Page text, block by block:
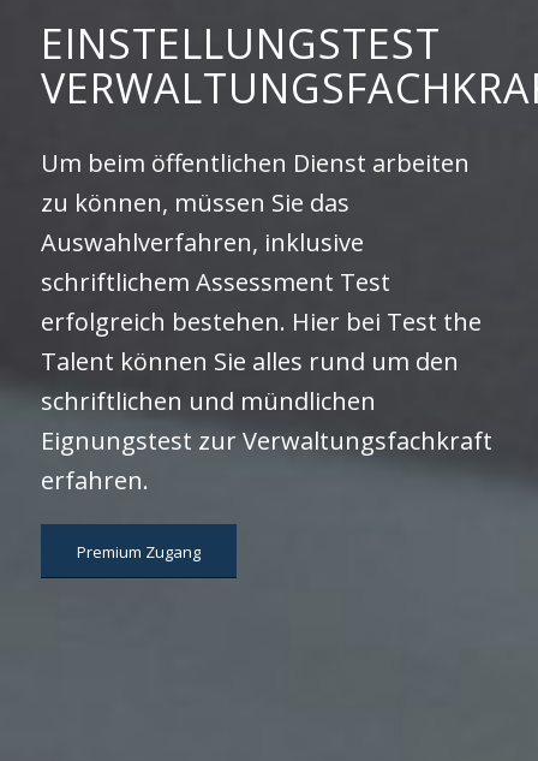
EINSTELLUNGSTEST
Um beim öffentlichen Dienst arbeiten
zu können, müssen Sie das
Auswahlverfahren, inklusive
schriftlichem Assessment Test
erfolgreich bestehen. Hier bei Test the
Talent können Sie alles rund um den
schriftlichen und mündlichen
Eignungstest zur Verwaltungsfachkraft
erfahren.
Premium Zugang